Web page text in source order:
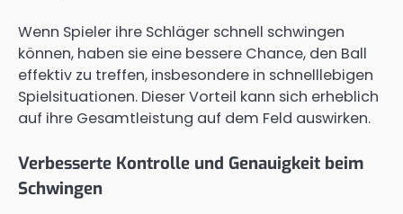
Wenn Spieler ihre Schläger schnell schwingen
können, haben sie eine bessere Chance, den Ball
effektiv zu treffen, insbesondere in schnelllebigen
Spielsituationen. Dieser Vorteil kann sich erheblich
auf ihre Gesamtleistung auf dem Feld auswirken.
Verbesserte Kontrolle und Genauigkeit beim
Schwingen